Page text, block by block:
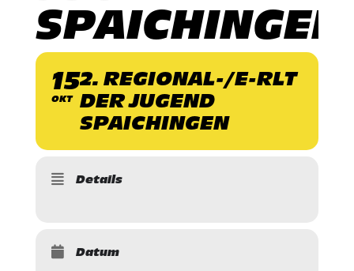
SPAICHINGEN
15
OKT
2. REGIONAL-/E-RLT
DER JUGEND
SPAICHINGEN
Details
Datum